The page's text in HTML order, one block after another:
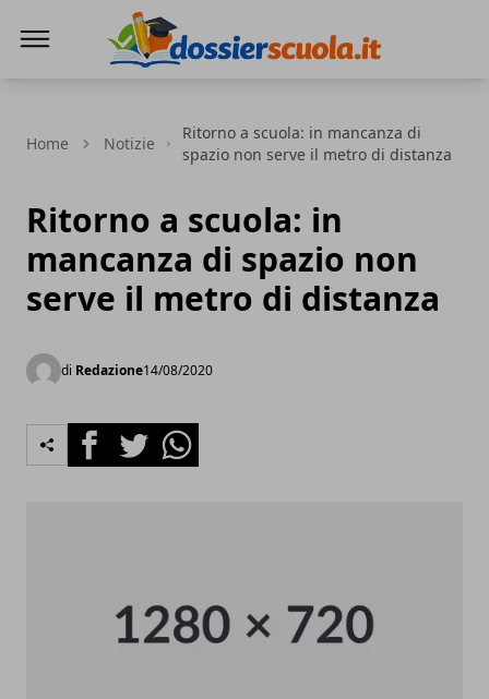
Home Notizie
Ritorno a scuola: in mancanza di
spazio non serve il metro di distanza
Ritorno a scuola: in
mancanza di spazio non
serve il metro di distanza
di Redazione14/08/2020
FacebookTwitterWhatsapp